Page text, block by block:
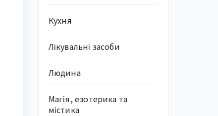
Кухня
Лікувальні засоби
Людина
Магія, езотерика та
містика